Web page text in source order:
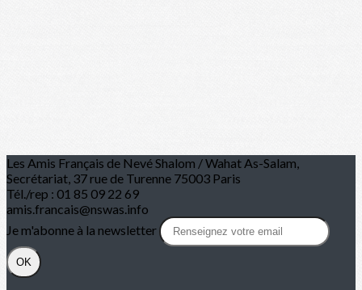
Les Amis Français de Nevé Shalom / Wahat As-Salam,
Secrétariat, 37 rue de Turenne 75003 Paris
Tél./rep : 01 85 09 22 69
amis.francais@nswas.info
Je m'abonne à la newsletter
OK